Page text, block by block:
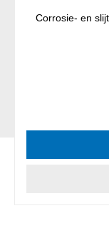
Corrosie- en